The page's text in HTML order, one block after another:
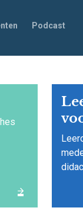
Podcast